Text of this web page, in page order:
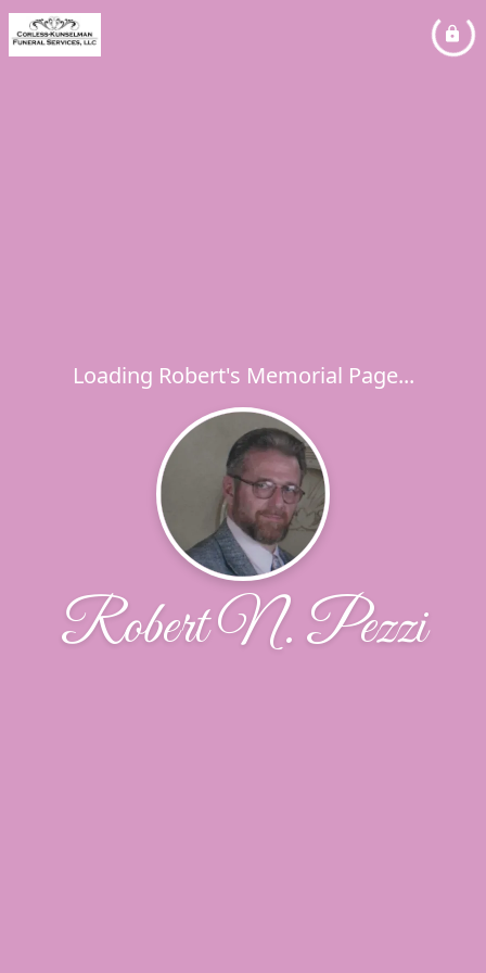
Loading Robert's Memorial Page...
Robert N. Pezzi